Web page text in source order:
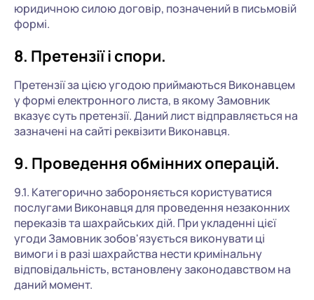
юридичною силою договір, позначений в письмовій
формі.
8. Претензії і спори.
Претензії за цією угодою приймаються Виконавцем
у формі електронного листа, в якому Замовник
вказує суть претензії. Даний лист відправляється на
зазначені на сайті реквізити Виконавця.
9. Проведення обмінних операцій.
9.1. Категорично забороняється користуватися
послугами Виконавця для проведення незаконних
переказів та шахрайських дій. При укладенні цієї
угоди Замовник зобов'язується виконувати ці
вимоги і в разі шахрайства нести кримінальну
відповідальність, встановлену законодавством на
даний момент.